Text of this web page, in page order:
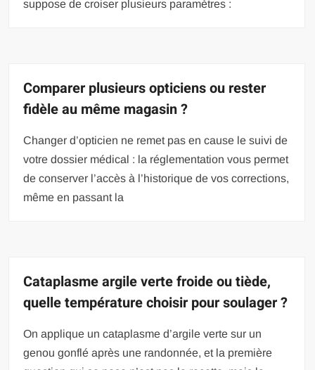
suppose de croiser plusieurs paramètres :
Comparer plusieurs opticiens ou rester
fidèle au même magasin ?
Changer d’opticien ne remet pas en cause le suivi de
votre dossier médical : la réglementation vous permet
de conserver l’accès à l’historique de vos corrections,
même en passant la
Cataplasme argile verte froide ou tiède,
quelle température choisir pour soulager ?
On applique un cataplasme d’argile verte sur un
genou gonflé après une randonnée, et la première